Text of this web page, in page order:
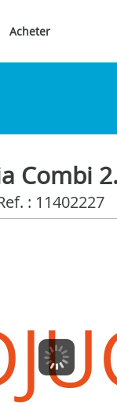
Acheter
Combi
: 11402227